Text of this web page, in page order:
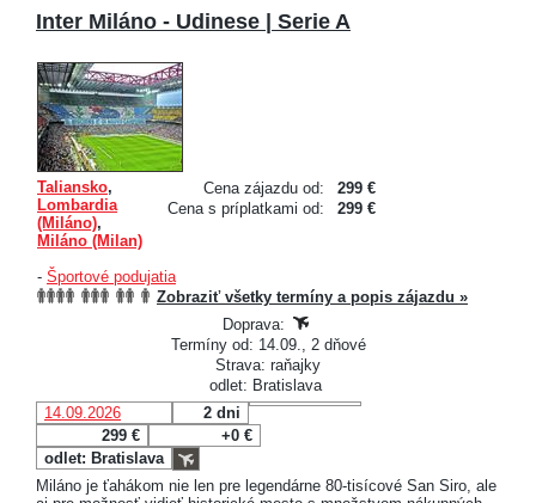
Inter Miláno - Udinese | Serie A
Cena zájazdu od:
299 €
Cena s príplatkami od:
299 €
Taliansko,
Lombardia
(Miláno),
Miláno (Milan)
- Športové podujatia
Zobraziť všetky termíny a popis zájazdu »
Doprava:
Termíny od: 14.09., 2 dňové
Strava: raňajky
odlet: Bratislava
14.09.2026
2 dni
299 €
+0 €
odlet: Bratislava
Miláno je ťahákom nie len pre legendárne 80-tisícové San Siro, ale